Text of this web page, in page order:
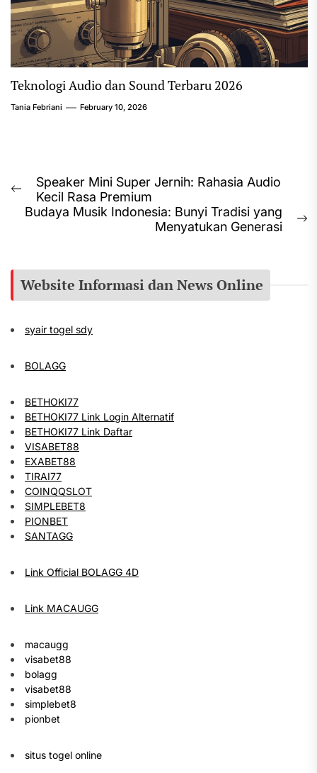
Teknologi Audio dan Sound Terbaru 2026
Tania Febriani February 10, 2026
Post
navigation
Previous
post:
Speaker Mini Super Jernih: Rahasia Audio
Kecil Rasa Premium
Budaya Musik Indonesia: Bunyi Tradisi yang
Menyatukan Generasi
Website Informasi dan News Online
syair togel sdy
BOLAGG
BETHOKI77
BETHOKI77 Link Login Alternatif
BETHOKI77 Link Daftar
VISABET88
EXABET88
TIRAI77
COINQQSLOT
SIMPLEBET8
PIONBET
SANTAGG
Link Official BOLAGG 4D
Link MACAUGG
macaugg
visabet88
bolagg
visabet88
simplebet8
pionbet
situs togel online